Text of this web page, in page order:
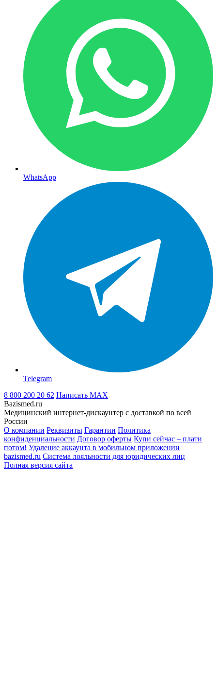
WhatsApp
Telegram
8 800 200 20 62 Написать MAX
Bazismed.ru
Медицинский интернет-дискаунтер с доставкой по всей
России
О компании Реквизиты Гарантии Политика
конфиденциальности Договор оферты Купи сейчас – плати
потом! Удаление аккаунта в мобильном приложении
bazismed.ru Система лояльности для юридических лиц
Полная версия сайта